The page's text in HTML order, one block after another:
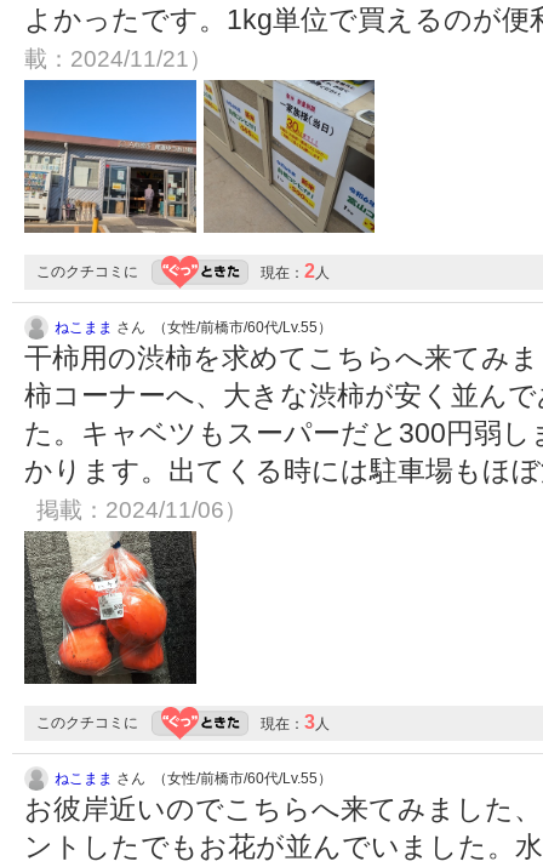
よかったです。1kg単位で買えるのが
載：2024/11/21）
このクチコミに 現在： 2人
ねこまま さん （女性/前橋市/60代/Lv.55）
干柿用の渋柿を求めてこちらへ来てみ
柿コーナーへ、大きな渋柿が安く並ん
た。キャベツもスーパーだと300円弱
かります。出てくる時には駐車場もほ
掲載：2024/11/06）
このクチコミに 現在： 3人
ねこまま さん （女性/前橋市/60代/Lv.55）
お彼岸近いのでこちらへ来てみました
ントしたでもお花が並んでいました。